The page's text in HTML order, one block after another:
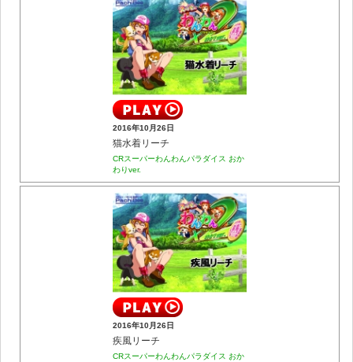
2016年10月26日
猫水着リーチ
CRスーパーわんわんパラダイス おか
わりver.
2016年10月26日
疾風リーチ
CRスーパーわんわんパラダイス おか